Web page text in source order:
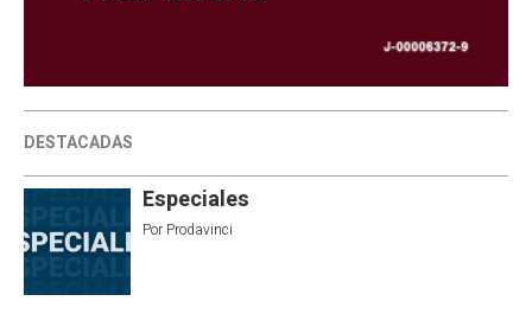
DESTACADAS
Especiales
Por Prodavinci